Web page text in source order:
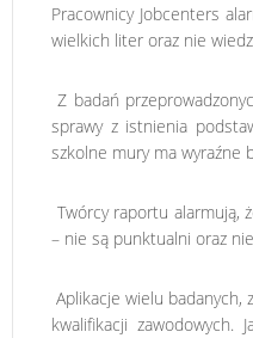
Pracownicy Jobcenters
wielkich liter oraz nie
Z badań
sprawy z istnienia
szkolne mury ma wyraźne
Twórcy raportu alarmują,
– nie są punktualni oraz
Aplikacje wielu badanych,
kwalifikacji zawodowych.